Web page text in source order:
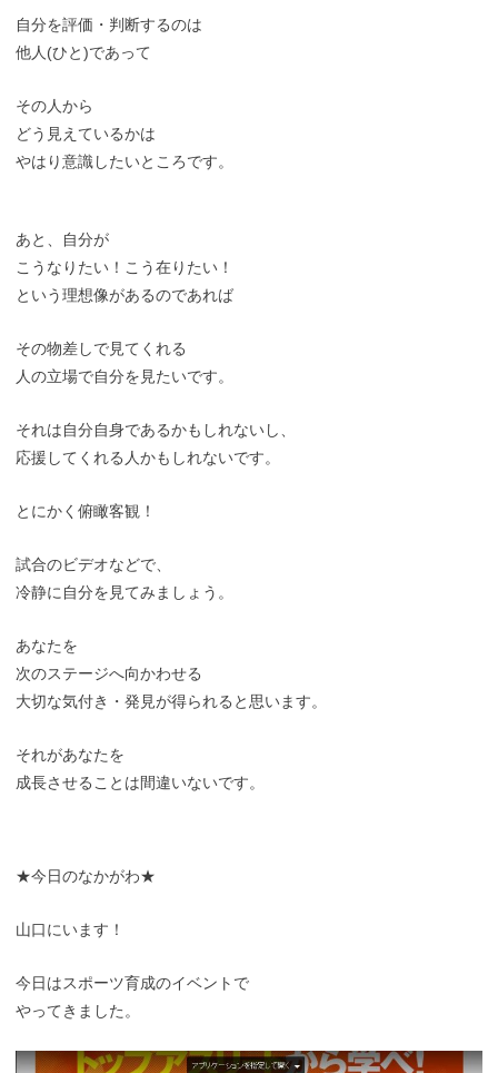
自分を評価・判断するのは
他人(ひと)であって
その人から
どう見えているかは
やはり意識したいところです。
あと、自分が
こうなりたい！こう在りたい！
という理想像があるのであれば
その物差しで見てくれる
人の立場で自分を見たいです。
それは自分自身であるかもしれないし、
応援してくれる人かもしれないです。
とにかく俯瞰客観！
試合のビデオなどで、
冷静に自分を見てみましょう。
あなたを
次のステージへ向かわせる
大切な気付き・発見が得られると思います。
それがあなたを
成長させることは間違いないです。
★今日のなかがわ★
山口にいます！
今日はスポーツ育成のイベントで
やってきました。